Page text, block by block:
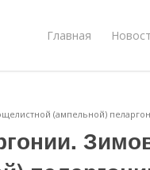
Главная
(ампельной)